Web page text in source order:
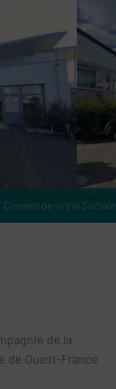
Conseil de la Vie Sociale
de la
de Ouest-France